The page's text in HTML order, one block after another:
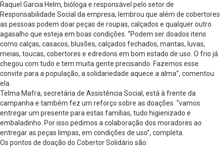
Raquel Garcia Helm, bióloga e responsável pelo setor de
Responsabilidade Social da empresa, lembrou que além de cobertores
as pessoas podem doar peças de roupas, calçados e qualquer outro
agasalho que esteja em boas condições. “Podem ser doados itens
como calças, casacos, blusões, calçados fechados, mantas, luvas,
meias, toucas, cobertores e edredons em bom estado de uso. O frio já
chegou com tudo e tem muita gente precisando. Fazemos esse
convite para a população, a solidariedade aquece a alma”, comentou
ela.
Telma Mafra, secretária de Assistência Social, está à frente da
campanha e também fez um reforço sobre as doações. “vamos
entregar um presente para estas famílias, tudo higienizado e
embaladinho. Por isso pedimos a colaboração dos moradores ao
entregar as peças limpas, em condições de uso”, completa.
Os pontos de doação do Cobertor Solidário são: